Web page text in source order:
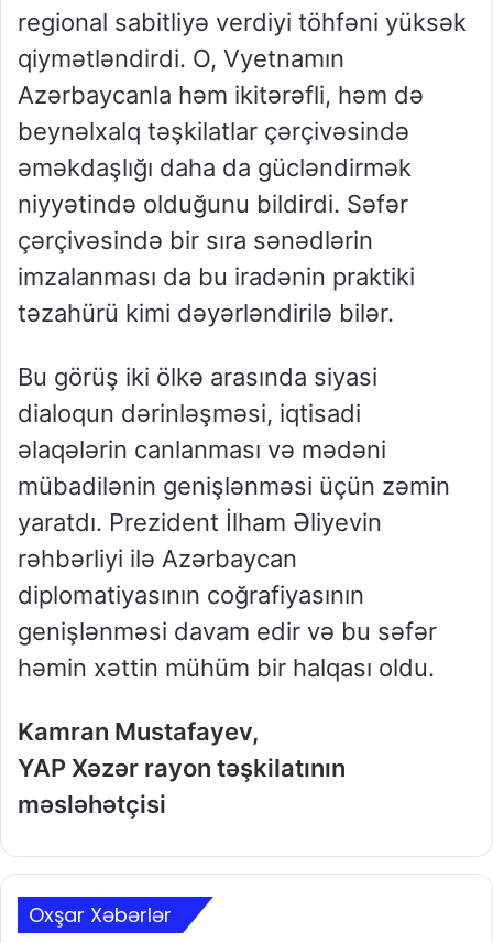
regional sabitliyə verdiyi töhfəni yüksək
qiymətləndirdi. O, Vyetnamın
Azərbaycanla həm ikitərəfli, həm də
beynəlxalq təşkilatlar çərçivəsində
əməkdaşlığı daha da gücləndirmək
niyyətində olduğunu bildirdi. Səfər
çərçivəsində bir sıra sənədlərin
imzalanması da bu iradənin praktiki
təzahürü kimi dəyərləndirilə bilər.
Bu görüş iki ölkə arasında siyasi
dialoqun dərinləşməsi, iqtisadi
əlaqələrin canlanması və mədəni
mübadilənin genişlənməsi üçün zəmin
yaratdı. Prezident İlham Əliyevin
rəhbərliyi ilə Azərbaycan
diplomatiyasının coğrafiyasının
genişlənməsi davam edir və bu səfər
həmin xəttin mühüm bir halqası oldu.
Kamran Mustafayev,
YAP Xəzər rayon təşkilatının
məsləhətçisi
Oxşar Xəbərlər